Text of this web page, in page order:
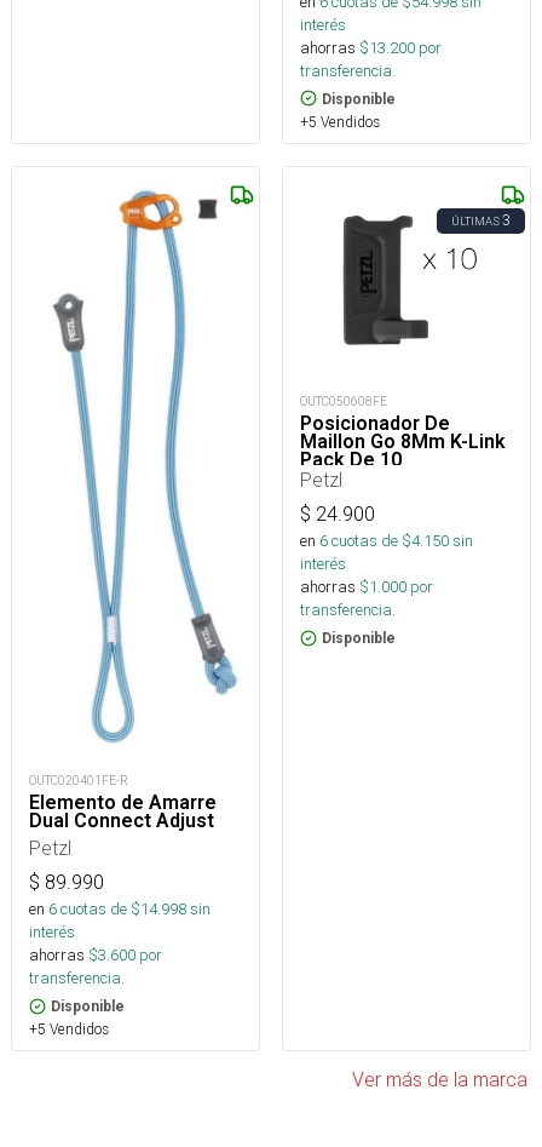
interés
ahorras $13.200 por
transferencia.
Disponible
+5 Vendidos
OUTC020401FE-R
Elemento de Amarre
Dual Connect Adjust
Petzl
$ 89.990
en 6cuotas de $14.998sin
interés
ahorras $3.600 por
transferencia.
Disponible
+5 Vendidos
ÚLTIMAS3
OUTC050608FE
Posicionador De
Maillon Go 8Mm K-Link
Pack De 10
Petzl
$ 24.900
en 6cuotas de $4.150sin
interés
ahorras $1.000 por
transferencia.
Disponible
Ver más de la marca